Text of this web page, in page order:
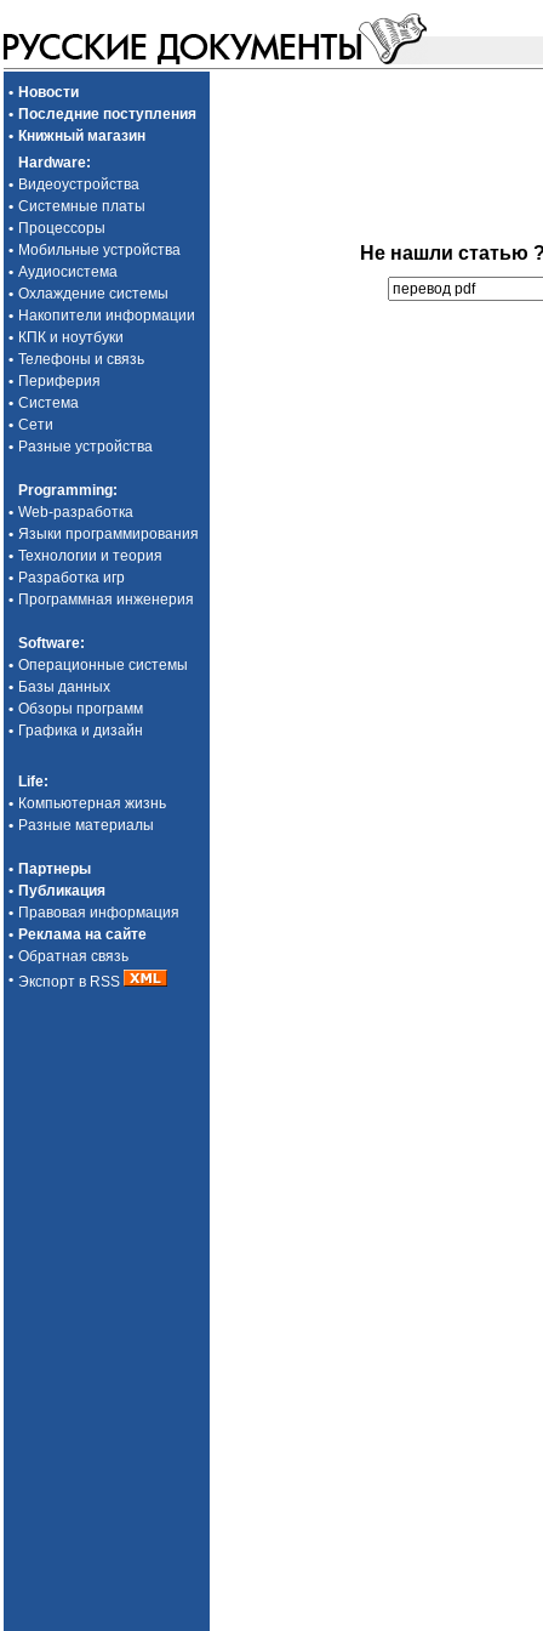
• Новости
• Последние поступления
• Книжный магазин
Hardware:
• Видеоустройства
• Системные платы
• Процессоры
• Мобильные устройства
• Аудиосистема
• Охлаждение системы
• Накопители информации
• КПК и ноутбуки
• Телефоны и связь
• Периферия
• Система
• Сети
• Разные устройства
Programming:
• Web-разработка
• Языки программирования
• Технологии и теория
• Разработка игр
• Программная инженерия
Software:
• Операционные системы
• Базы данных
• Обзоры программ
• Графика и дизайн
Life:
• Компьютерная жизнь
• Разные материалы
• Партнеры
• Публикация
• Правовая информация
• Реклама на сайте
• Обратная связь
• Экспорт в RSS
Не нашли статью